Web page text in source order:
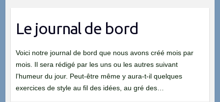
Le journal de bord
Voici notre journal de bord que nous avons créé mois par
mois. Il sera rédigé par les uns ou les autres suivant
l’humeur du jour. Peut-être même y aura-t-il quelques
exercices de style au fil des idées, au gré des…